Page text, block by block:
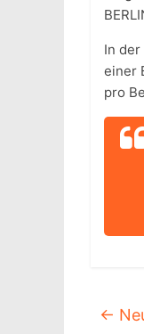
In
einer
pro
←